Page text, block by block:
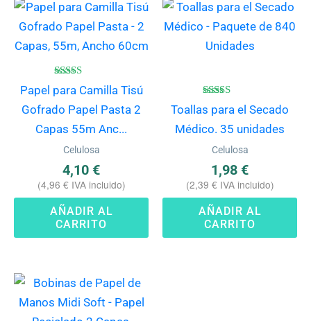
Valorado
con
4.20
de 5
Papel para Camilla Tisú
Gofrado Papel Pasta 2
Capas 55m Anc...
Celulosa
4,10 €
(4,96 € IVA incluido)
AÑADIR AL
CARRITO
Valorado
con
5.00
de 5
Toallas para el Secado
Médico. 35 unidades
Celulosa
1,98 €
(2,39 € IVA incluido)
AÑADIR AL
CARRITO